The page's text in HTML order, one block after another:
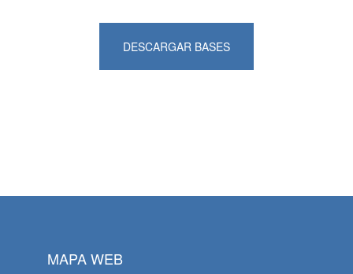
DESCARGAR BASES
MAPA WEB